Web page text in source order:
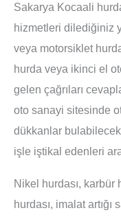
Sakarya Kocaali
hizmetleri dilediğiniz
veya motorsiklet
hurda veya ikinci el
gelen çağrıları
oto sanayi sitesinde
dükkanlar
işle iştikal edenleri
Nikel hurdası, karbür
hurdası, imalat artığı